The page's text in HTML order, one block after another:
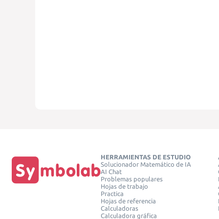
HERRAMIENTAS DE ESTUDIO
Solucionador Matemático de IA
AI Chat
Problemas populares
Hojas de trabajo
Practica
Hojas de referencia
Calculadoras
Calculadora gráfica